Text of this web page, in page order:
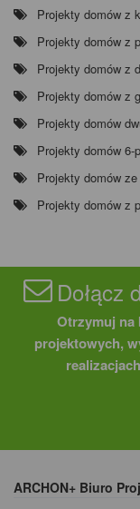
Projekty domów z
Projekty domów z
Projekty domów z
Projekty domów z
Projekty domów
Projekty domów 6-
Projekty domów
Projekty domów z
Dołącz
Otrzymuj na
projektowych,
ARCHON+ Biuro